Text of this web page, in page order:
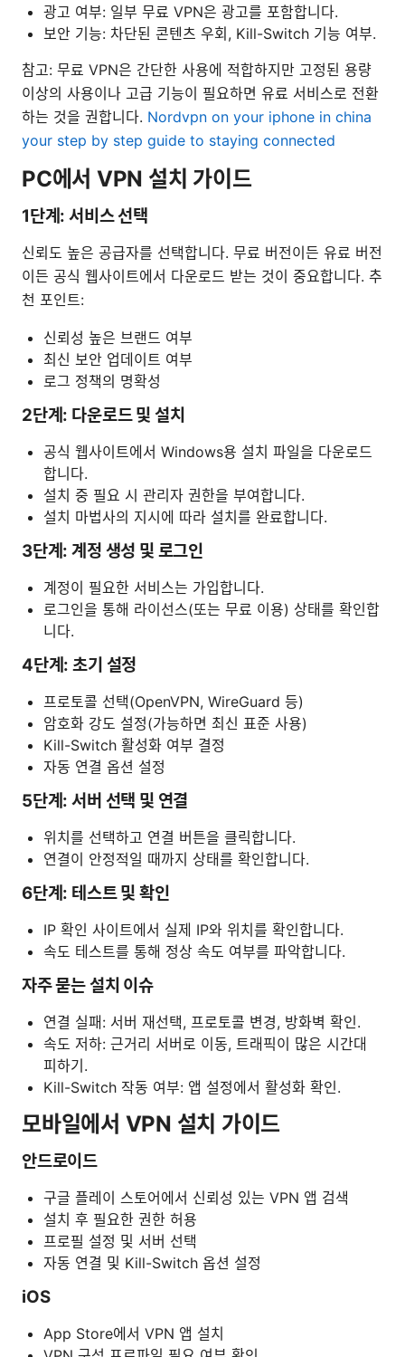
광고 여부: 일부 무료 VPN은 광고를 포함합니다.
보안 기능: 차단된 콘텐츠 우회, Kill-Switch 기능 여부.
참고: 무료 VPN은 간단한 사용에 적합하지만 고정된 용량
이상의 사용이나 고급 기능이 필요하면 유료 서비스로 전환
하는 것을 권합니다. Nordvpn on your iphone in china
your step by step guide to staying connected
PC에서 VPN 설치 가이드
1단계: 서비스 선택
신뢰도 높은 공급자를 선택합니다. 무료 버전이든 유료 버전
이든 공식 웹사이트에서 다운로드 받는 것이 중요합니다. 추
천 포인트:
신뢰성 높은 브랜드 여부
최신 보안 업데이트 여부
로그 정책의 명확성
2단계: 다운로드 및 설치
공식 웹사이트에서 Windows용 설치 파일을 다운로드
합니다.
설치 중 필요 시 관리자 권한을 부여합니다.
설치 마법사의 지시에 따라 설치를 완료합니다.
3단계: 계정 생성 및 로그인
계정이 필요한 서비스는 가입합니다.
로그인을 통해 라이선스(또는 무료 이용) 상태를 확인합
니다.
4단계: 초기 설정
프로토콜 선택(OpenVPN, WireGuard 등)
암호화 강도 설정(가능하면 최신 표준 사용)
Kill-Switch 활성화 여부 결정
자동 연결 옵션 설정
5단계: 서버 선택 및 연결
위치를 선택하고 연결 버튼을 클릭합니다.
연결이 안정적일 때까지 상태를 확인합니다.
6단계: 테스트 및 확인
IP 확인 사이트에서 실제 IP와 위치를 확인합니다.
속도 테스트를 통해 정상 속도 여부를 파악합니다.
자주 묻는 설치 이슈
연결 실패: 서버 재선택, 프로토콜 변경, 방화벽 확인.
속도 저하: 근거리 서버로 이동, 트래픽이 많은 시간대
피하기.
Kill-Switch 작동 여부: 앱 설정에서 활성화 확인.
모바일에서 VPN 설치 가이드
안드로이드
구글 플레이 스토어에서 신뢰성 있는 VPN 앱 검색
설치 후 필요한 권한 허용
프로필 설정 및 서버 선택
자동 연결 및 Kill-Switch 옵션 설정
iOS
App Store에서 VPN 앱 설치